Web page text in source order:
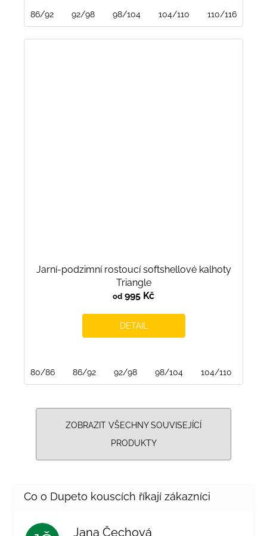
86/92 92/98 98/104 104/110 110/116
Jarní-podzimní rostoucí softshellové kalhoty
Triangle
od 995 Kč
DETAIL
80/86 86/92 92/98 98/104 104/110
ZOBRAZIT VŠECHNY SOUVISEJÍCÍ
PRODUKTY
Jana Čechová